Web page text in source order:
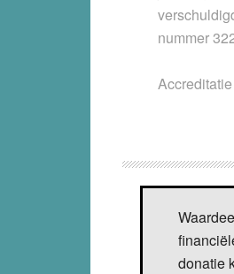
nummer
Accreditatie
donatie